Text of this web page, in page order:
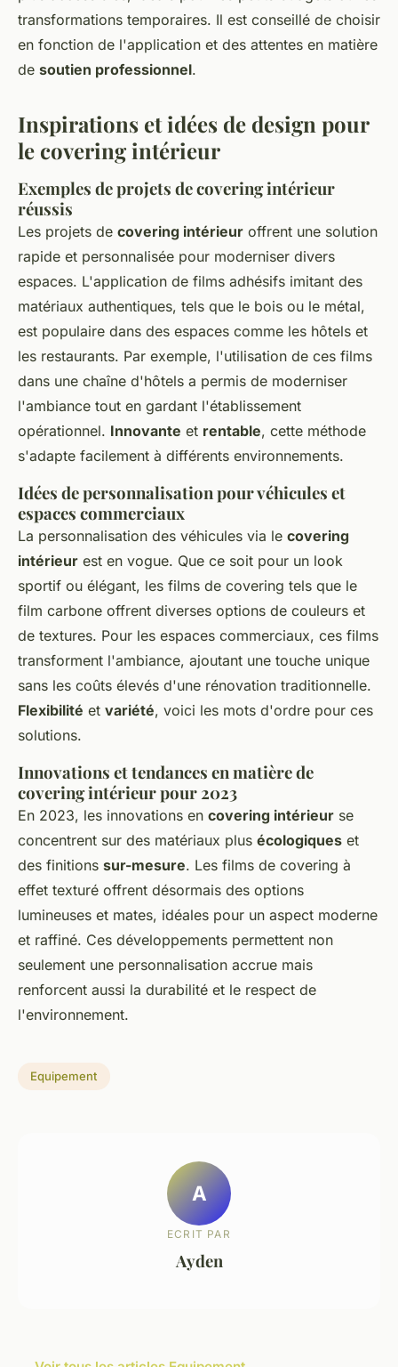
transformations temporaires. Il est conseillé de choisir
en fonction de l'application et des attentes en matière
de soutien professionnel.
Inspirations et idées de design pour
le covering intérieur
Exemples de projets de covering intérieur
réussis
Les projets de covering intérieur offrent une solution
rapide et personnalisée pour moderniser divers
espaces. L'application de films adhésifs imitant des
matériaux authentiques, tels que le bois ou le métal,
est populaire dans des espaces comme les hôtels et
les restaurants. Par exemple, l'utilisation de ces films
dans une chaîne d'hôtels a permis de moderniser
l'ambiance tout en gardant l'établissement
opérationnel. Innovante et rentable, cette méthode
s'adapte facilement à différents environnements.
Idées de personnalisation pour véhicules et
espaces commerciaux
La personnalisation des véhicules via le covering
intérieur est en vogue. Que ce soit pour un look
sportif ou élégant, les films de covering tels que le
film carbone offrent diverses options de couleurs et
de textures. Pour les espaces commerciaux, ces films
transforment l'ambiance, ajoutant une touche unique
sans les coûts élevés d'une rénovation traditionnelle.
Flexibilité et variété, voici les mots d'ordre pour ces
solutions.
Innovations et tendances en matière de
covering intérieur pour 2023
En 2023, les innovations en covering intérieur se
concentrent sur des matériaux plus écologiques et
des finitions sur-mesure. Les films de covering à
effet texturé offrent désormais des options
lumineuses et mates, idéales pour un aspect moderne
et raffiné. Ces développements permettent non
seulement une personnalisation accrue mais
renforcent aussi la durabilité et le respect de
l'environnement.
Equipement
A
ECRIT PAR
Ayden